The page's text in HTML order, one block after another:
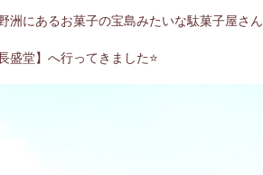
洲にあるお菓子の宝島みたいな駄菓子屋さん
盛堂】へ行ってきました⭐